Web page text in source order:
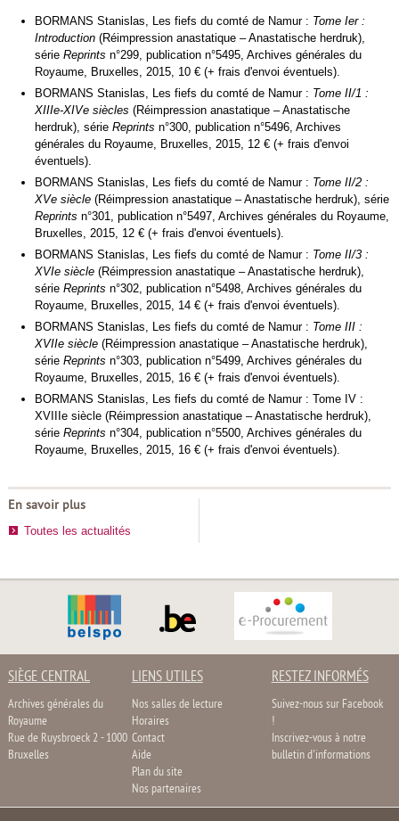
BORMANS Stanislas, Les fiefs du comté de Namur : Tome Ier :
Introduction (Réimpression anastatique – Anastatische herdruk),
série Reprints n°299, publication n°5495, Archives générales du
Royaume, Bruxelles, 2015, 10 € (+ frais d'envoi éventuels).
BORMANS Stanislas, Les fiefs du comté de Namur : Tome II/1 :
XIIIe-XIVe siècles (Réimpression anastatique – Anastatische
herdruk), série Reprints n°300, publication n°5496, Archives
générales du Royaume, Bruxelles, 2015, 12 € (+ frais d'envoi
éventuels).
BORMANS Stanislas, Les fiefs du comté de Namur : Tome II/2 :
XVe siècle (Réimpression anastatique – Anastatische herdruk), série
Reprints n°301, publication n°5497, Archives générales du Royaume,
Bruxelles, 2015, 12 € (+ frais d'envoi éventuels).
BORMANS Stanislas, Les fiefs du comté de Namur : Tome II/3 :
XVIe siècle (Réimpression anastatique – Anastatische herdruk),
série Reprints n°302, publication n°5498, Archives générales du
Royaume, Bruxelles, 2015, 14 € (+ frais d'envoi éventuels).
BORMANS Stanislas, Les fiefs du comté de Namur : Tome III :
XVIIe siècle (Réimpression anastatique – Anastatische herdruk),
série Reprints n°303, publication n°5499, Archives générales du
Royaume, Bruxelles, 2015, 16 € (+ frais d'envoi éventuels).
BORMANS Stanislas, Les fiefs du comté de Namur : Tome IV :
XVIIIe siècle (Réimpression anastatique – Anastatische herdruk),
série Reprints n°304, publication n°5500, Archives générales du
Royaume, Bruxelles, 2015, 16 € (+ frais d'envoi éventuels).
En savoir plus
Toutes les actualités
SIÈGE CENTRAL
Archives générales du
Royaume
Rue de Ruysbroeck 2 - 1000
Bruxelles
LIENS UTILES
Nos salles de lecture
Horaires
Contact
Aide
Plan du site
Nos partenaires
RESTEZ INFORMÉS
Suivez-nous sur Facebook
!
Inscrivez-vous à notre
bulletin d'informations